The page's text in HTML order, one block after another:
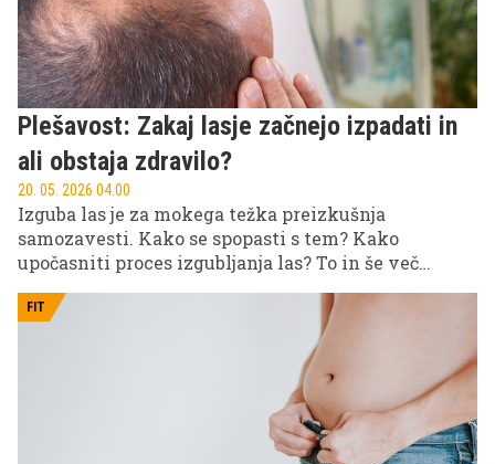
Plešavost: Zakaj lasje začnejo izpadati in
ali obstaja zdravilo?
20. 05. 2026 04.00
Izguba las je za mokega težka preizkušnja
samozavesti. Kako se spopasti s tem? Kako
upočasniti proces izgubljanja las? To in še več
FIT